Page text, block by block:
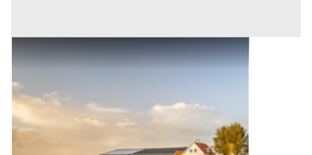
Fabbricato Rurale all'asta a Oristano
Allai (Oristano)
19.665 €
Codice asta: AM057947